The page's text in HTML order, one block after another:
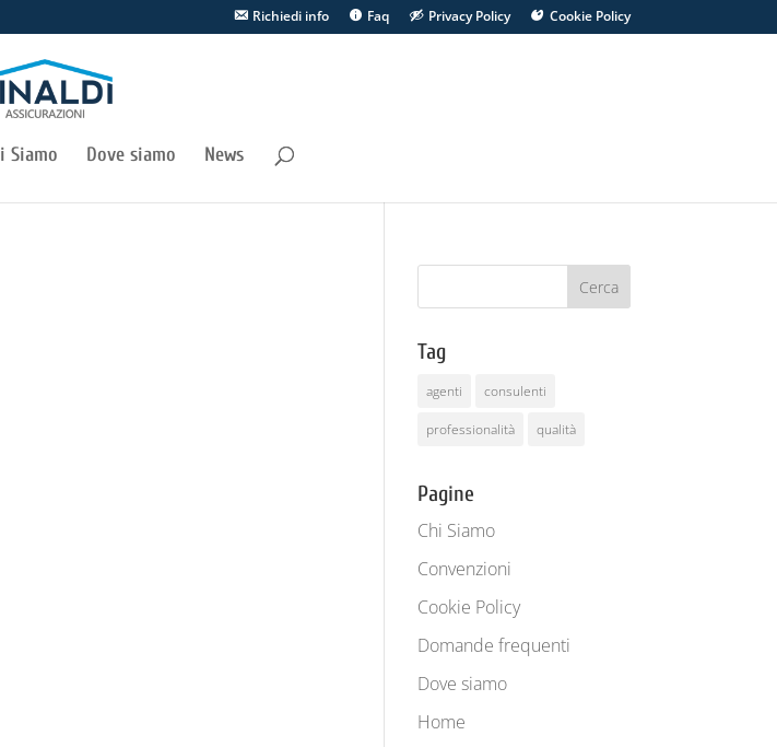
Richiedi info Faq Privacy Policy Cookie Policy
Siamo Dove siamo News
Tag
agenti consulenti
professionalità qualità
Pagine
Chi Siamo
Convenzioni
Cookie Policy
Domande frequenti
Dove siamo
Home